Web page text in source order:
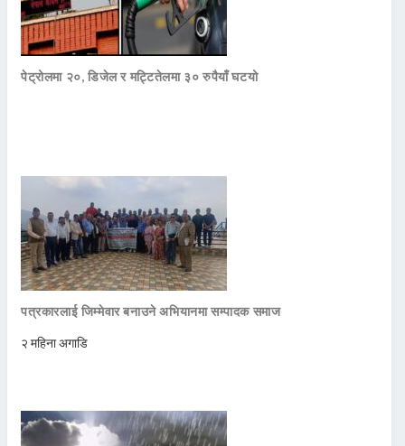
पेट्रोलमा २०, डिजेल र मट्टितेलमा ३० रुपैयाँ घटयो
पत्रकारलाई जिम्मेवार बनाउने अभियानमा सम्पादक समाज
२ महिना अगाडि